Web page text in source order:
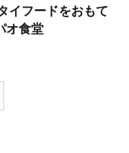
イフードをおもて
オ食堂